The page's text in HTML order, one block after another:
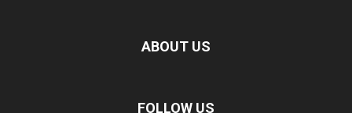
ABOUT US
FOLLOW US